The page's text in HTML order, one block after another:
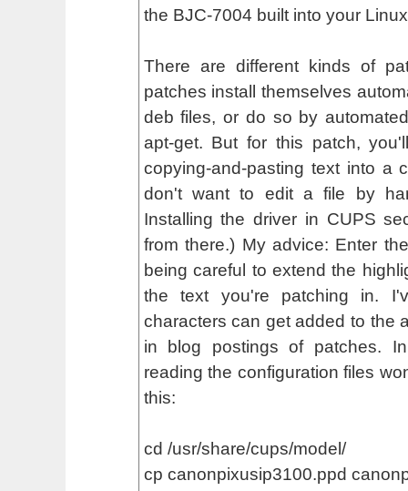
the BJC-7004 built into your
There are different kinds of
patches install themselves
deb files, or do so by
apt-get. But for this patch,
copying-and-pasting text into a
don't want to edit a file by
Installing the driver in CUPS
from there.) My advice: Enter
being careful to extend the
the text you're patching in.
characters can get added to the
in blog postings of patches.
reading the configuration files
this:
cd /usr/share/cups/model/
cp canonpixusip3100.ppd